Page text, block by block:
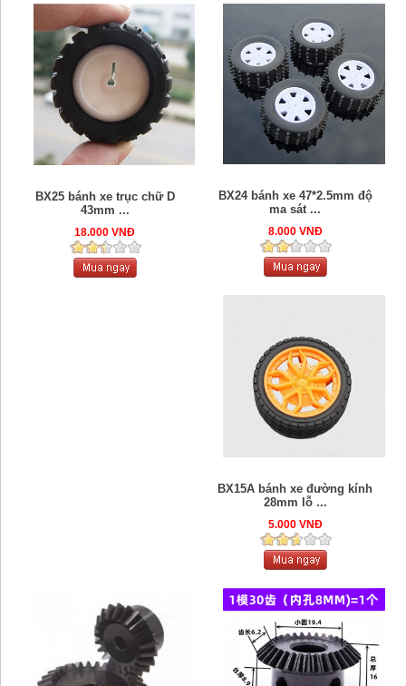
BX25 bánh xe trục chữ D
43mm ...
18.000 VNĐ
BX24 bánh xe 47*2.5mm độ
ma sát ...
8.000 VNĐ
BX15A bánh xe đường kính
28mm lỗ ...
5.000 VNĐ